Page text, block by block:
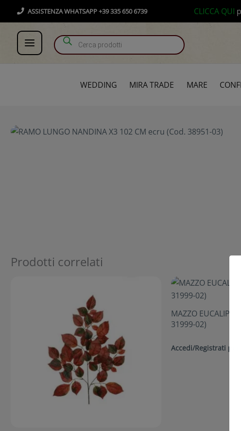
contenuto
ASSISTENZA WHATSAPP +39 335 650 6739 CLICCA QUI
Products search
WEDDING MIRA TRADE MARE
Prodotti correlati
MAZZO
31999-02)
Accedi/Registrati